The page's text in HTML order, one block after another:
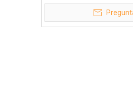
profesional de marco
minería